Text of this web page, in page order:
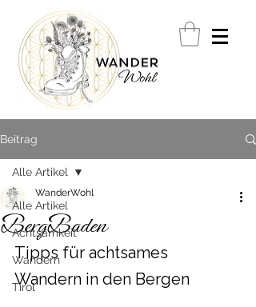
Beitrag
Alle Artikel
Achtsamkeit
Wandern
Tirol
Alle Artikel
BergBaden
WanderWohl
Tipps für achtsames
Wandern in den Bergen